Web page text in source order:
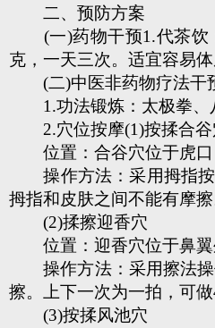
二、预防方案
(一)药物干预1.代茶饮
克，一天三次。适宜容易
(二)中医非药物疗法干
1.功法锻炼：太极拳、
2.穴位按摩(1)按揉合谷
位置：合谷穴位于虎口
操作方法：采用拇指按
拇指和皮肤之间不能有摩
(2)揉擦迎香穴
位置：迎香穴位于鼻翼
操作方法：采用擦法操
擦。上下一次为一拍，可
(3)按揉风池穴